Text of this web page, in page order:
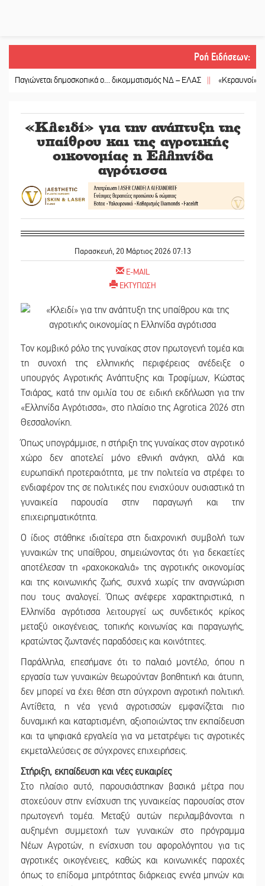
Ροή Ειδήσεων:
δημοσκοπικά ο… δικομματισμός ΝΔ – ΕΛΑΣ || «Κεραυνοί»
«Κλειδί» για την ανάπτυξη της
υπαίθρου και της αγροτικής
οικονομίας η Ελληνίδα
αγρότισσα
Παρασκευή, 20 Μάρτιος 2026 07:13
E-MAIL
ΕΚΤΥΠΩΣΗ
Τον κομβικό ρόλο της γυναίκας στον πρωτογενή τομέα και
τη συνοχή της ελληνικής περιφέρειας ανέδειξε ο
υπουργός Αγροτικής Ανάπτυξης και Τροφίμων, Κώστας
Τσιάρας, κατά την ομιλία του σε ειδική εκδήλωση για την
«Ελληνίδα Αγρότισσα», στο πλαίσιο της Agrotica 2026 στη
Θεσσαλονίκη.
Όπως υπογράμμισε, η στήριξη της γυναίκας στον αγροτικό
χώρο δεν αποτελεί μόνο εθνική ανάγκη, αλλά και
ευρωπαϊκή προτεραιότητα, με την πολιτεία να στρέφει το
ενδιαφέρον της σε πολιτικές που ενισχύουν ουσιαστικά τη
γυναικεία παρουσία στην παραγωγή και την
επιχειρηματικότητα.
Ο ίδιος στάθηκε ιδιαίτερα στη διαχρονική συμβολή των
γυναικών της υπαίθρου, σημειώνοντας ότι για δεκαετίες
αποτέλεσαν τη «ραχοκοκαλιά» της αγροτικής οικονομίας
και της κοινωνικής ζωής, συχνά χωρίς την αναγνώριση
που τους αναλογεί. Όπως ανέφερε χαρακτηριστικά, η
Ελληνίδα αγρότισσα λειτουργεί ως συνδετικός κρίκος
μεταξύ οικογένειας, τοπικής κοινωνίας και παραγωγής,
κρατώντας ζωντανές παραδόσεις και κοινότητες.
Παράλληλα, επεσήμανε ότι το παλαιό μοντέλο, όπου η
εργασία των γυναικών θεωρούνταν βοηθητική και άτυπη,
δεν μπορεί να έχει θέση στη σύγχρονη αγροτική πολιτική.
Αντίθετα, η νέα γενιά αγροτισσών εμφανίζεται πιο
δυναμική και καταρτισμένη, αξιοποιώντας την εκπαίδευση
και τα ψηφιακά εργαλεία για να μετατρέψει τις αγροτικές
εκμεταλλεύσεις σε σύγχρονες επιχειρήσεις.
Στήριξη, εκπαίδευση και νέες ευκαιρίες
Στο πλαίσιο αυτό, παρουσιάστηκαν βασικά μέτρα που
στοχεύουν στην ενίσχυση της γυναικείας παρουσίας στον
πρωτογενή τομέα. Μεταξύ αυτών περιλαμβάνονται η
αυξημένη συμμετοχή των γυναικών στο πρόγραμμα
Νέων Αγροτών, η ενίσχυση του αφορολόγητου για τις
αγροτικές οικογένειες, καθώς και κοινωνικές παροχές
όπως το επίδομα μητρότητας διάρκειας εννέα μηνών και